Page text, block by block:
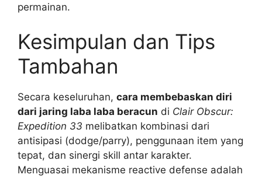
permainan.
Kesimpulan dan Tips
Tambahan
Secara keseluruhan, cara membebaskan diri
dari jaring laba laba beracun di Clair Obscur:
Expedition 33 melibatkan kombinasi dari
antisipasi (dodge/parry), penggunaan item yang
tepat, dan sinergi skill antar karakter.
Menguasai mekanisme reactive defense adalah